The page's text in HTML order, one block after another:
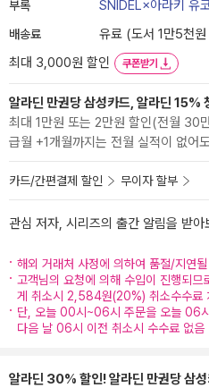
부록 SNIDEL×아라키 유
배송료
유료 (도서 1만5천
최대 3,000원 할인
쿠폰받기
알라딘 만권당 삼성카드, 알라딘 15%
최대 1만원 또는 2만원 할인(전월 30
급월 +1개월까지는 전월 실적이 없어
카드/간편결제 할인 무이자 할부
관심 저자, 시리즈의 출간 알림을 받아
해외 거래처 사정에 의하여 품절/지연
고객님의 요청에 의해 수입이 진행되
게 취소시 2,584원(20%) 취소수수료
단, 오늘 00시~06시 주문을 오늘 06
다음 날 06시 이전 취소시 수수료 없음
알라딘 30% 할인! 알라딘 만권당 삼